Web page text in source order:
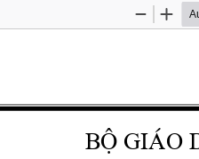
Zoom
Zoom
Bé GI ̧O